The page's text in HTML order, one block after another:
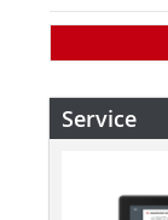
Service